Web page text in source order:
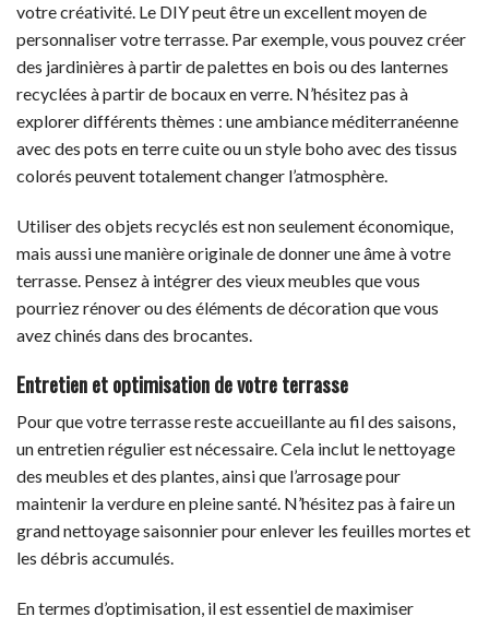
votre créativité. Le DIY peut être un excellent moyen de
personnaliser votre terrasse. Par exemple, vous pouvez créer
des jardinières à partir de palettes en bois ou des lanternes
recyclées à partir de bocaux en verre. N’hésitez pas à
explorer différents thèmes : une ambiance méditerranéenne
avec des pots en terre cuite ou un style boho avec des tissus
colorés peuvent totalement changer l’atmosphère.
Utiliser des objets recyclés est non seulement économique,
mais aussi une manière originale de donner une âme à votre
terrasse. Pensez à intégrer des vieux meubles que vous
pourriez rénover ou des éléments de décoration que vous
avez chinés dans des brocantes.
Entretien et optimisation de votre terrasse
Pour que votre terrasse reste accueillante au fil des saisons,
un entretien régulier est nécessaire. Cela inclut le nettoyage
des meubles et des plantes, ainsi que l’arrosage pour
maintenir la verdure en pleine santé. N’hésitez pas à faire un
grand nettoyage saisonnier pour enlever les feuilles mortes et
les débris accumulés.
En termes d’optimisation, il est essentiel de maximiser